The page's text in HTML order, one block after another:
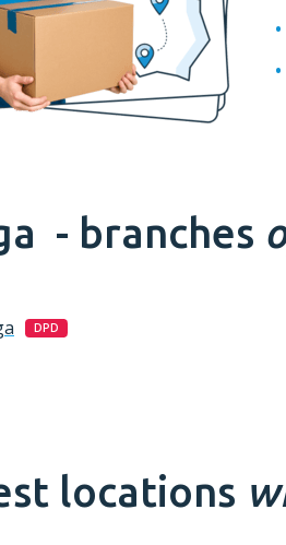
- branches
DPD
locations